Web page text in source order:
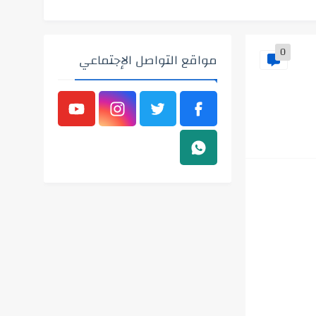
0 مواقع التواصل الإجتماعي